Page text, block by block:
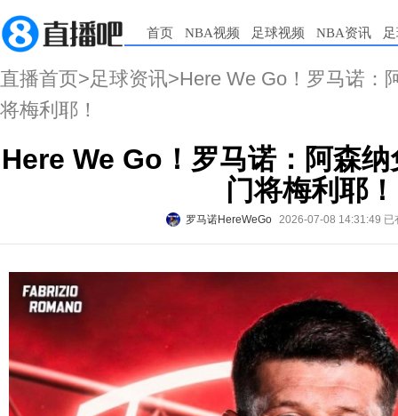
首页 NBA视频 足球视频 NBA资讯
直播首页>足球资讯>Here We Go！罗马诺：
将梅利耶！
Here We Go！罗马诺：阿森
门将梅利耶！
罗马诺HereWeGo 2026-07-08 14:31:49 已